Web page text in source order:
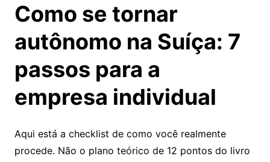
Como se tornar
autônomo na Suíça: 7
passos para a
empresa individual
Aqui está a checklist de como você realmente
procede. Não o plano teórico de 12 pontos do livro